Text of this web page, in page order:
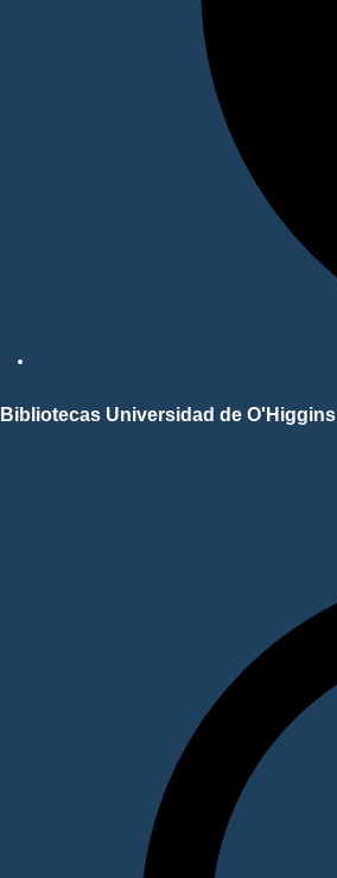
Bibliotecas Universidad de O'Higgins